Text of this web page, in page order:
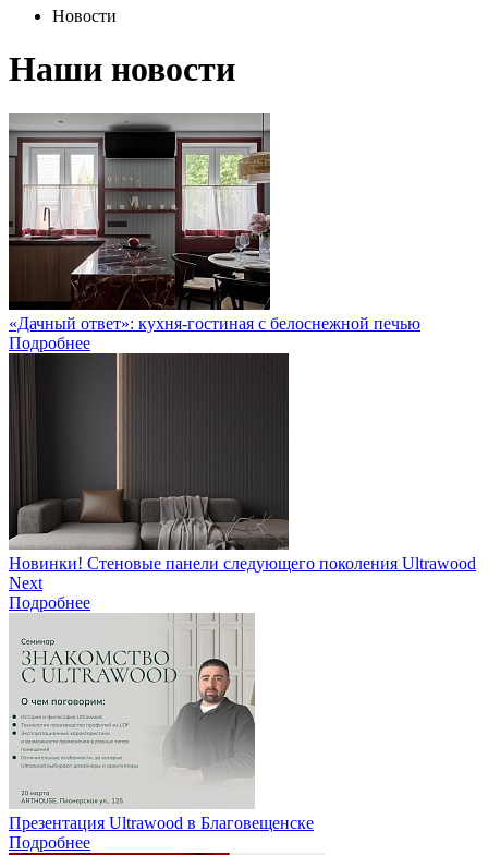
Новости
Наши новости
«Дачный ответ»: кухня-гостиная с белоснежной печью
Подробнее
Новинки! Стеновые панели следующего поколения Ultrawood
Next
Подробнее
Презентация Ultrawood в Благовещенске
Подробнее